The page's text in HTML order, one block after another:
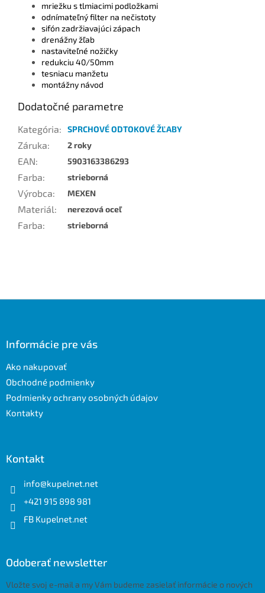
mriežku s tlmiacimi podložkami
odnímateľný filter na nečistoty
sifón zadržiavajúci zápach
drenážny žľab
nastaviteľné nožičky
redukciu 40/50mm
tesniacu manžetu
montážny návod
Dodatočné parametre
Kategória: SPRCHOVÉ ODTOKOVÉ ŽĽABY
Záruka: 2 roky
EAN: 5903163386293
Farba: strieborná
Výrobca: MEXEN
Materiál: nerezová oceľ
Farba: strieborná
Informácie pre vás
Ako nakupovať
Obchodné podmienky
Podmienky ochrany osobných údajov
Kontakty
Kontakt
info@kupelnet.net
+421 915 898 981
FB Kupelnet.net
Odoberať newsletter
Vložte svoj e-mail a my Vám budeme zasielať informácie o nových